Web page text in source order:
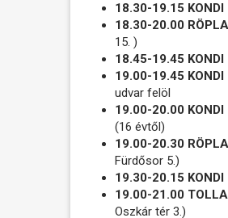
18.30-19.15 KONDI
18.30-20.00
15. )
18.45-19.45 KONDI
19.00-19.45 KONDI
udvar felöl
19.00-20.00 KONDI
(16 évtől)
19.00-20.30
Fürdősor 5.)
19.30-20.15 KONDI
19.00-21.00
Oszkár tér 3.)